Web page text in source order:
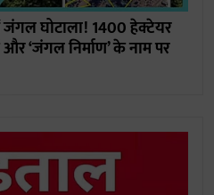
घोटाला! 1400 हेक्टेयर
‘जंगल निर्माण’ के नाम पर